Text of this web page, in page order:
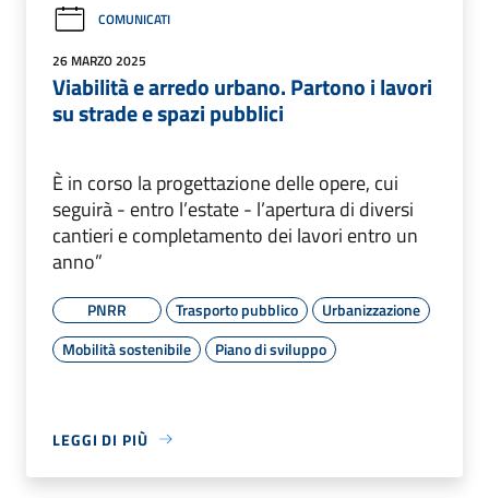
COMUNICATI
26 MARZO 2025
Viabilità e arredo urbano. Partono i lavori
su strade e spazi pubblici
È in corso la progettazione delle opere, cui
seguirà - entro l’estate - l’apertura di diversi
cantieri e completamento dei lavori entro un
anno”
PNRR Trasporto pubblico
Urbanizzazione
Mobilità sostenibile
Piano di sviluppo
LEGGI DI PIÙ